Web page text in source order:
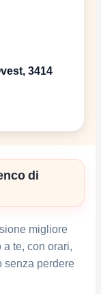
3414
di
migliore
te, con orari,
senza perdere